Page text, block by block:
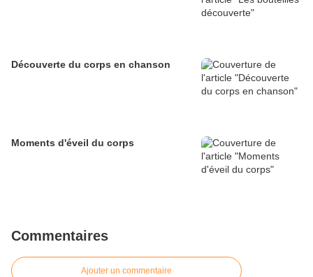
Découverte du corps en chanson
Moments d'éveil du corps
Commentaires
Ajouter un commentaire